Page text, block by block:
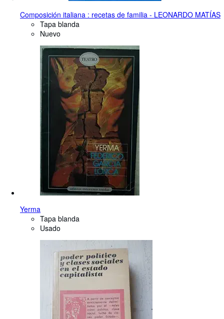
Composición italiana : recetas de familia - LEONARDO MATÍAS
Tapa blanda
Nuevo
Yerma
Tapa blanda
Usado